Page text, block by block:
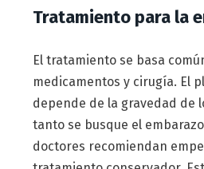
Tratamiento para la
El tratamiento se basa
medicamentos y cirugía. El
depende de la gravedad de
tanto se busque el
doctores recomiendan